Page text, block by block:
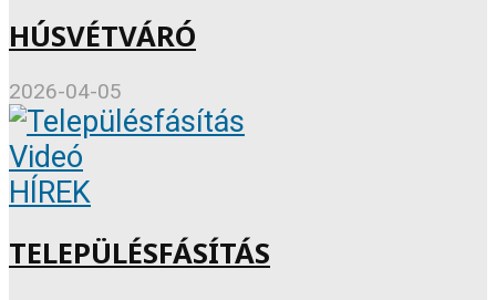
HÚSVÉTVÁRÓ
2026-04-05
Videó
HÍREK
TELEPÜLÉSFÁSÍTÁS